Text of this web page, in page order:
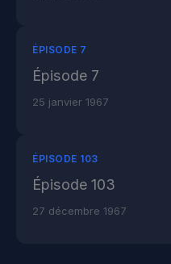
ÉPISODE 7
Épisode 7
25 janvier 1967
ÉPISODE 103
Épisode 103
27 décembre 1967